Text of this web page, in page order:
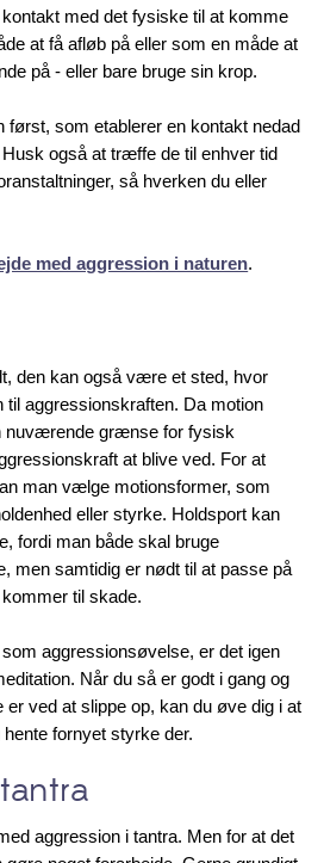
med det fysiske til at komme
at få afløb på eller som en måde at
på - eller bare bruge sin krop.
først, som etablerer en kontakt nedad
også at træffe de til enhver tid
så hverken du eller
med aggression i naturen.
den kan også være et sted, hvor
til aggressionskraften. Da motion
nuværende grænse for fysisk
at blive ved. For at
man vælge motionsformer, som
eller styrke. Holdsport kan
fordi man både skal bruge
men samtidig er nødt til at passe på
til skade.
aggressionsøvelse, er det igen
Når du så er godt i gang og
ved at slippe op, kan du øve dig i at
fornyet styrke der.
aggression i tantra. Men for at det